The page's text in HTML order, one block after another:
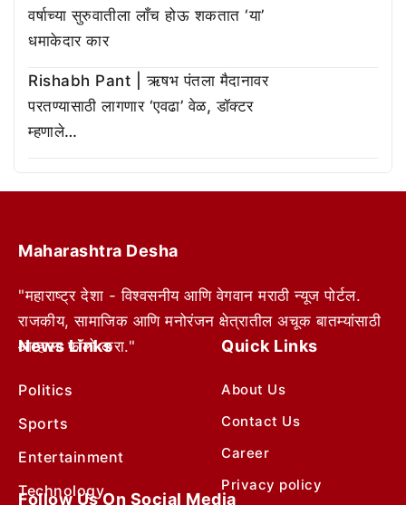
वर्षाच्या सुरुवातीला लाँच होऊ शकतात ‘या’
धमाकेदार कार
Rishabh Pant | ऋषभ पंतला मैदानावर
परतण्यासाठी लागणार ‘एवढा’ वेळ, डॉक्टर
म्हणाले…
Maharashtra Desha
"महाराष्ट्र देशा - विश्वसनीय आणि वेगवान मराठी न्यूज पोर्टल.
राजकीय, सामाजिक आणि मनोरंजन क्षेत्रातील अचूक बातम्यांसाठी
आम्हाला फॉलो करा."
News Links
Politics
Sports
Entertainment
Technology
Quick Links
About Us
Contact Us
Career
Privacy policy
Follow Us On Social Media